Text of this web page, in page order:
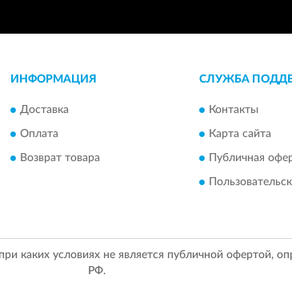
ИНФОРМАЦИЯ
Доставка
Оплата
Возврат товара
СЛУЖБА
Контакты
Карта сайта
Публичная
каких условиях не является публичной офертой,
РФ.